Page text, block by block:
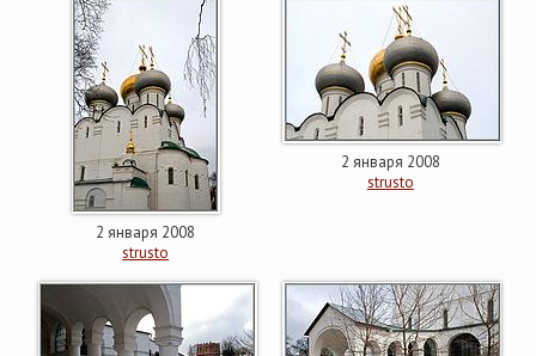
2 января 2008
strusto
2 января 2008
strusto